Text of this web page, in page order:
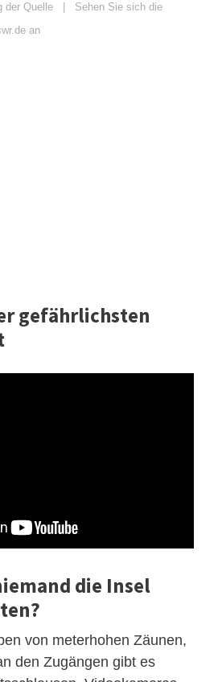
der Quelle
Sehen Sie sich die
an
gefährlichsten
die Insel
von meterhohen Zäunen,
den Zugängen gibt es